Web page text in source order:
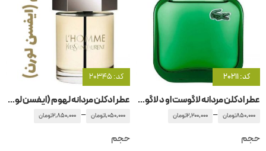
کد: 20211
عطر ادکلن مردانه لاگوست او د لاگوست ال .12.12 گرین
850,000تومان –
2,200,000تومان
حجم
کد: 20345
عطر ادکلن مردانه لهوم (ایفسن لورن)
1,050,000تومان –
2,850,000تومان
حجم